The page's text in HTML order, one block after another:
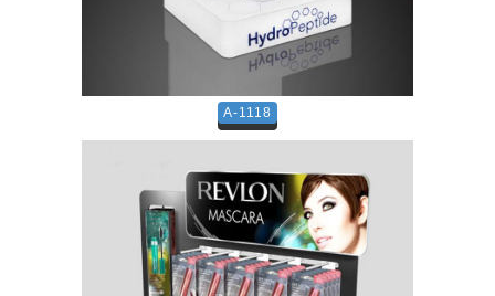
A-1118